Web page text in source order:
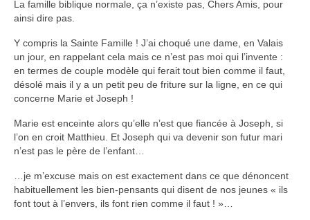
La famille biblique normale, ça n’existe pas, Chers Amis, pour
ainsi dire pas.
Y compris la Sainte Famille ! J’ai choqué une dame, en Valais
un jour, en rappelant cela mais ce n’est pas moi qui l’invente :
en termes de couple modèle qui ferait tout bien comme il faut,
désolé mais il y a un petit peu de friture sur la ligne, en ce qui
concerne Marie et Joseph !
Marie est enceinte alors qu’elle n’est que fiancée à Joseph, si
l’on en croit Matthieu. Et Joseph qui va devenir son futur mari
n’est pas le père de l’enfant…
…je m’excuse mais on est exactement dans ce que dénoncent
habituellement les bien-pensants qui disent de nos jeunes « ils
font tout à l’envers, ils font rien comme il faut ! »…